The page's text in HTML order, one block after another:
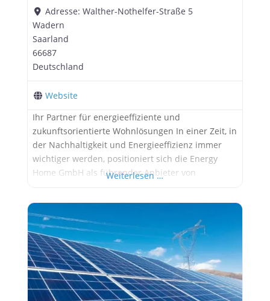
Adresse:Walther-Nothelfer-Straße 5
Wadern
Saarland
66687
Deutschland
Website
Ihr Partner für energieeffiziente und
zukunftsorientierte Wohnlösungen In einer Zeit, in
der Nachhaltigkeit und Energieeffizienz immer
wichtiger werden, positioniert sich die Energy
Home GmbH als führender Anbieter von
ganzheitlichen Ansatz, der von der Planung bis
zur Umsetzung reicht, unterstützt das
Unternehmen seine Kunden dabei, ihr Zuhause in
ein energieeffizientes und zukunftsorientiertes
Domizil zu verwandeln. Kernkompetenzen und
Weiterlesen …